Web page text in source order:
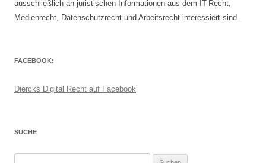
ausschließlich an juristischen Informationen aus dem IT-Recht,
Medienrecht, Datenschutzrecht und Arbeitsrecht interessiert sind.
FACEBOOK:
Diercks Digital Recht auf Facebook
SUCHE